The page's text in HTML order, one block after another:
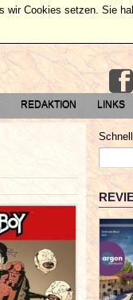
REDAKTION LINKS
wir Cookies setzen. Sie